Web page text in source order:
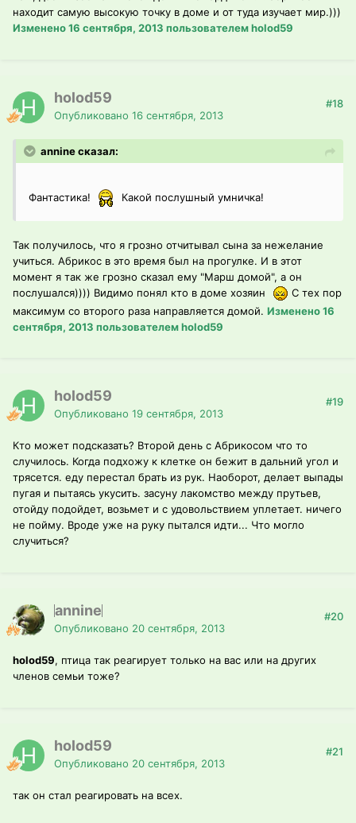
находит самую высокую точку в доме и от туда изучает мир.)))
Изменено16 сентября, 2013 пользователем holod59
holod59
Опубликовано 16 сентября, 2013
#18
annine сказал:
Фантастика! Какой послушный умничка!
Так получилось, что я грозно отчитывал сына за нежелание
учиться. Абрикос в это время был на прогулке. И в этот
момент я так же грозно сказал ему "Марш домой", а он
послушался)))) Видимо понял кто в доме хозяин
С тех пор
максимум со второго раза направляется домой. Изменено16
сентября, 2013 пользователем holod59
holod59
Опубликовано 19 сентября, 2013
#19
Кто может подсказать? Второй день с Абрикосом что то
случилось. Когда подхожу к клетке он бежит в дальний угол и
трясется. еду перестал брать из рук. Наоборот, делает выпады
пугая и пытаясь укусить. засуну лакомство между прутьев,
отойду подойдет, возьмет и с удовольствием уплетает. ничего
не пойму. Вроде уже на руку пытался идти... Что могло
случиться?
annine
Опубликовано 20 сентября, 2013
#20
holod59, птица так реагирует только на вас или на других
членов семьи тоже?
holod59
Опубликовано 20 сентября, 2013
#21
так он стал реагировать на всех.